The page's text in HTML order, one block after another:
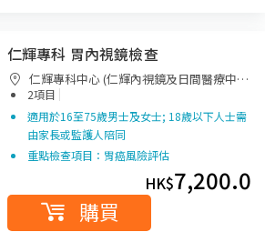
仁輝專科 胃內視鏡檢查
心)
2項目 |
適用於16至75歲男士及女士; 18歲以下人士需
由家長或監護人陪同
重點檢查項目：胃癌風險評估
HK$7,200.0
購買